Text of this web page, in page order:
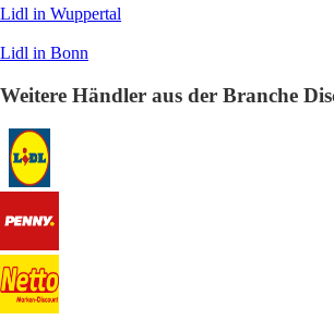
Lidl in Wuppertal
Lidl in Bonn
Weitere Händler aus der Branche